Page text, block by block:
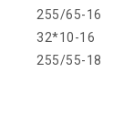
255/65-16
32*10-16
255/55-18